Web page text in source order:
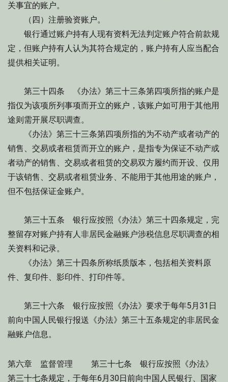
关事宜的账户。
（四）注册验资账户。
银行通过账户持有人现有资料无法判定账户符合前款规
定，但账户持有人认为其符合规定的，账户持有人应当配合
提供相关证明。
第三十四条 《办法》第三十三条第四项所指的账户是
指仅为该项所列事项而开立的账户，该账户如可用于其他用
途则需开展尽职调查。
《办法》第三十三条第四项所指的为不动产或者动产的
销售、交易或者租赁而开立的账户，是指专为保证不动产或
者动产的销售、交易或者租赁的交易双方履约而开设、仅用
于该销售、交易或者租赁业务、不能用于其他用途的账户，
但不包括保证金账户。
第三十五条 银行应按照《办法》第三十四条规定，完
整留存对账户持有人非居民金融账户涉税信息尽职调查的相
关资料和记录。
《办法》第三十四条所称纸质版本，包括相关资料原
件、复印件、影印件、打印件等。
第三十六条 银行应按照《办法》要求于每年5月31日
前向中国人民银行报送《办法》第三十五条规定的非居民金
融账户信息。
第六章 监督管理 第三十七条 银行应按照《办法》
第三十七条规定，于每年6月30日前向中国人民银行、国家